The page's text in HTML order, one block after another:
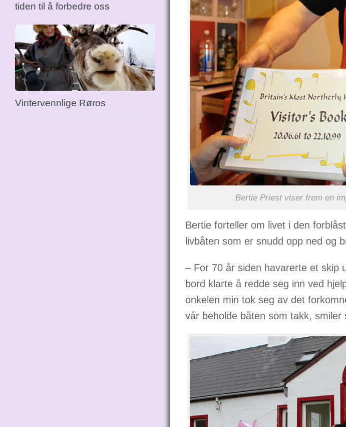
Bertie Priest viser frem en
Bertie forteller om livet i den
livbåten som er snudd opp ned og
– For 70 år siden havarerte et skip
bord klarte å redde seg inn ved
onkelen min tok seg av det
vår beholde båten som takk, smiler
tiden til å forbedre oss
Vintervennlige Røros